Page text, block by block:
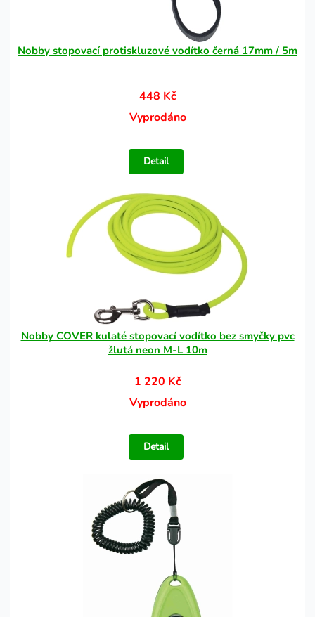
Nobby stopovací protiskluzové vodítko černá 17mm / 5m
448 Kč
Vyprodáno
Detail
Nobby COVER kulaté stopovací vodítko bez smyčky pvc
žlutá neon M-L 10m
1 220 Kč
Vyprodáno
Detail